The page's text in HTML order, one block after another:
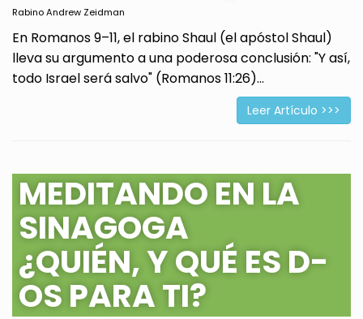
Rabino Andrew Zeidman
En Romanos 9–11, el rabino Shaul (el apóstol Shaul)
lleva su argumento a una poderosa conclusión: "Y así,
todo Israel será salvo" (Romanos 11:26)...
Leer Artículo >>>
MEDITANDO EN LA
SINAGOGA
¿QUIÉN, Y QUÉ ES D-
OS PARA TI?